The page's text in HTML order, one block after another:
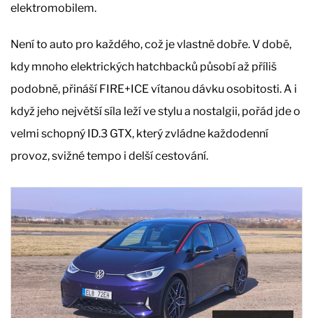
elektromobilem.
Není to auto pro každého, což je vlastně dobře. V době,
kdy mnoho elektrických hatchbacků působí až příliš
podobně, přináší FIRE+ICE vítanou dávku osobitosti. A i
když jeho největší síla leží ve stylu a nostalgii, pořád jde o
velmi schopný ID.3 GTX, který zvládne každodenní
provoz, svižné tempo i delší cestování.